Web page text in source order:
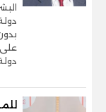
على